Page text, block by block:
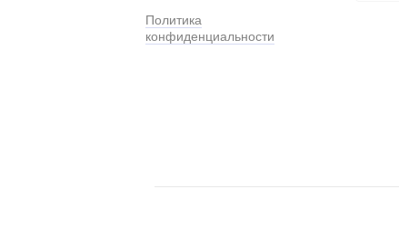
Политика
конфиденциальности